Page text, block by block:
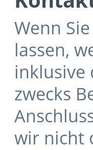
Wenn
lassen,
inklusive
zwecks
wir nicht